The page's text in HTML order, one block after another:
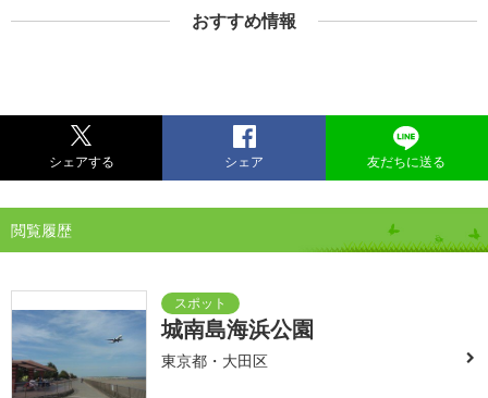
おすすめ情報
シェアする シェア 友だちに送る
閲覧履歴
城南島海浜公園
東京都・大田区